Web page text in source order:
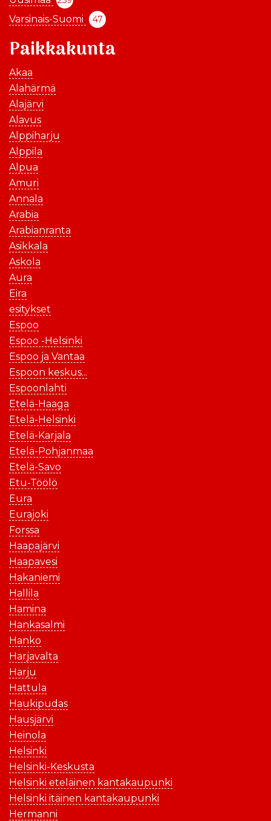
Varsinais-Suomi 47
Paikkakunta
Akaa
Alahärmä
Alajärvi
Alavus
Alppiharju
Alppila
Alpua
Amuri
Annala
Arabia
Arabianranta
Asikkala
Askola
Aura
Eira
esitykset
Espoo
Espoo -Helsinki
Espoo ja Vantaa
Espoon keskus...
Espoonlahti
Etelä-Haaga
Etelä-Helsinki
Etelä-Karjala
Etelä-Pohjanmaa
Etelä-Savo
Etu-Töölö
Eura
Eurajoki
Forssa
Haapajärvi
Haapavesi
Hakaniemi
Hallila
Hamina
Hankasalmi
Hanko
Harjavalta
Harju
Hattula
Haukipudas
Hausjärvi
Heinola
Helsinki
Helsinki-Keskusta
Helsinki eteläinen kantakaupunki
Helsinki itäinen kantakaupunki
Hermanni